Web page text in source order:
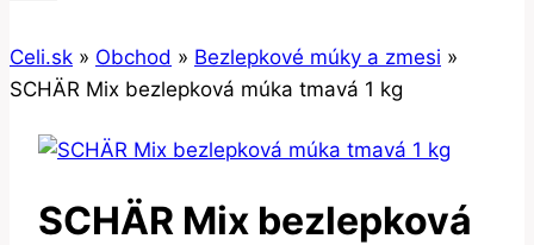
Celi.sk » Obchod » Bezlepkové múky a zmesi »
SCHÄR Mix bezlepková múka tmavá 1 kg
SCHÄR Mix bezlepková